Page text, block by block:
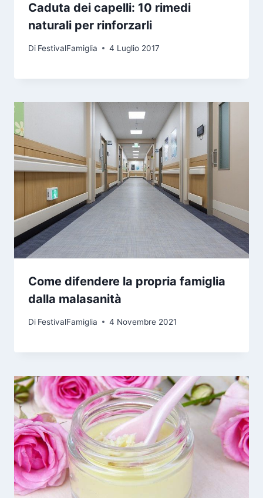
Caduta dei capelli: 10 rimedi
naturali per rinforzarli
Di FestivalFamiglia 4 Luglio 2017
Come difendere la propria famiglia
dalla malasanità
Di FestivalFamiglia 4 Novembre 2021